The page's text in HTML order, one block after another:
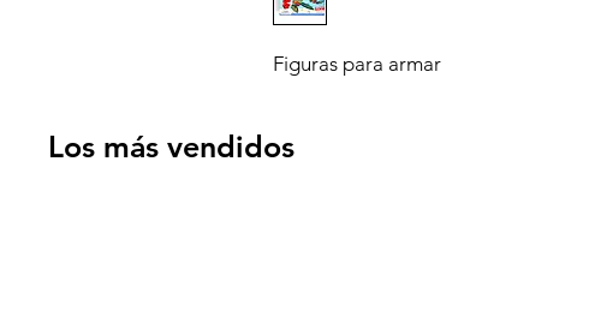
Figuras para armar
Los más vendidos